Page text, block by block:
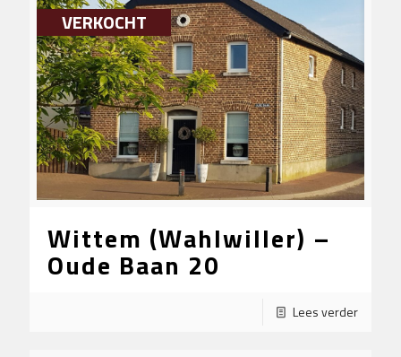
VERKOCHT
Wittem (Wahlwiller) –
Oude Baan 20
Lees verder